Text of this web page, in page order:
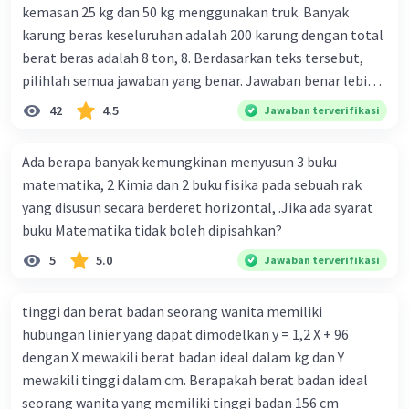
kemasan 25 kg dan 50 kg menggunakan truk. Banyak
karung beras keseluruhan adalah 200 karung dengan total
berat beras adalah 8 ton, 8. Berdasarkan teks tersebut,
pilihlah semua jawaban yang benar. Jawaban benar lebih
dari satu. Banyak karung beras kemasan 25 kg adalah 50
buah. Banyak karung beras kemasan 50 kg adalah 150
ton. Perbandingan berat beras kemasan 25 kg dan 50 kg
dalam truk adalah 1: 3. 9. Berdasarkan teks tersebut, jika
biaya setiap beras karung kecil adalah Rp7.500 dan karung
besar Rp14.000, berapakah biaya angkut semua beras yang
harus dibayar oleh Bu Vina? A. Rp2.540.000 C. Rp2.312.000 B.
42 4.5 Jawaban terverifikasi
Ada berapa banyak kemungkinan menyusun 3 buku
matematika, 2 Kimia dan 2 buku fisika pada sebuah rak
yang disusun secara berderet horizontal, .Jika ada syarat
buku Matematika tidak boleh dipisahkan?
5 5.0 Jawaban terverifikasi
tinggi dan berat badan seorang wanita memiliki
hubungan linier yang dapat dimodelkan y = 1,2 X + 96
dengan X mewakili berat badan ideal dalam kg dan Y
mewakili tinggi dalam cm. Berapakah berat badan ideal
seorang wanita yang memiliki tinggi badan 156 cm